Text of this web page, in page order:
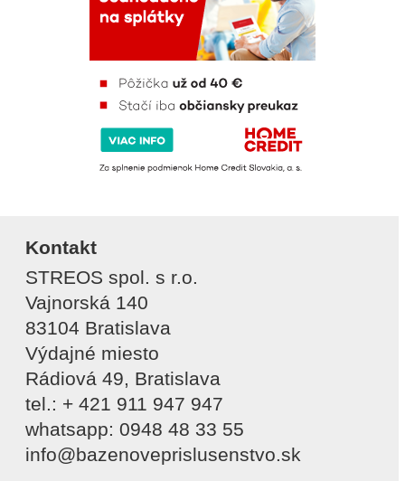
Kontakt
STREOS spol. s r.o.
Vajnorská 140
83104 Bratislava
Výdajné miesto
Rádiová 49, Bratislava
tel.: + 421 911 947 947
whatsapp: 0948 48 33 55
info@bazenoveprislusenstvo.sk